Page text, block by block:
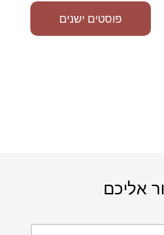
פוסטים ישנים
אליכם